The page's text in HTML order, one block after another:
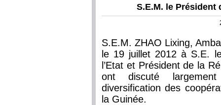
S.E.M. le Président
S.E.M. ZHAO Lixing,
le 19 juillet 2012 à S.E.
l’Etat et Président de la
ont discuté
diversification des
la Guinée.